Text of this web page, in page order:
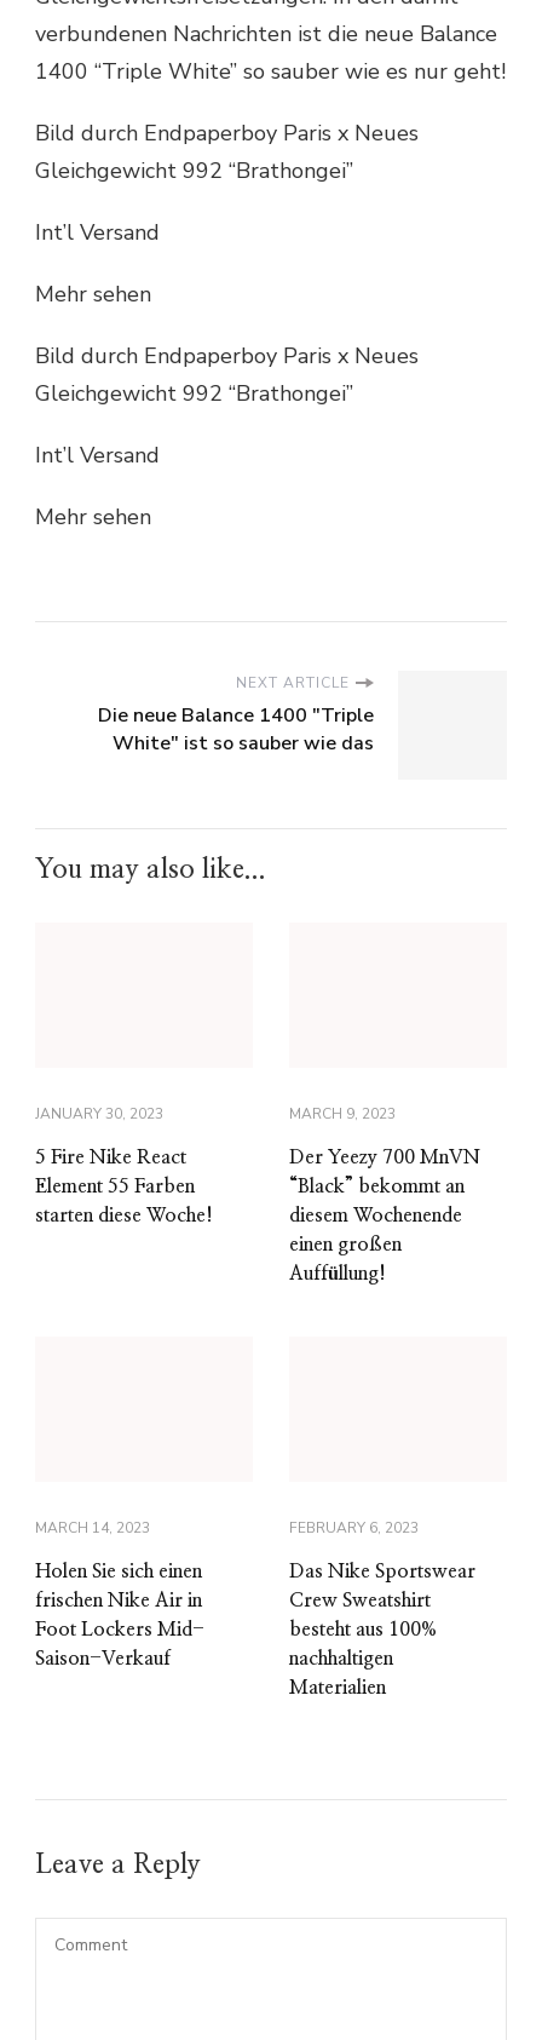
verbundenen Nachrichten ist die neue Balance
1400 “Triple White” so sauber wie es nur geht!
Bild durch Endpaperboy Paris x Neues
Gleichgewicht 992 “Brathongei”
Int’l Versand
Mehr sehen
Bild durch Endpaperboy Paris x Neues
Gleichgewicht 992 “Brathongei”
Int’l Versand
Mehr sehen
NEXT ARTICLE
Die neue Balance 1400 "Triple
White" ist so sauber wie das
You may also like...
JANUARY 30, 2023
5 Fire Nike React
Element 55 Farben
starten diese Woche!
MARCH 9, 2023
Der Yeezy 700 MnVN
“Black” bekommt an
diesem Wochenende
einen großen
Auffüllung!
MARCH 14, 2023
Holen Sie sich einen
frischen Nike Air in
Foot Lockers Mid-
Saison-Verkauf
FEBRUARY 6, 2023
Das Nike Sportswear
Crew Sweatshirt
besteht aus 100%
nachhaltigen
Materialien
Leave a Reply